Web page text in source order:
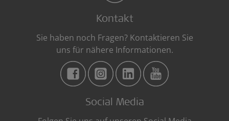
Kontakt
Sie haben noch Fragen? Kontaktieren Sie
uns für nähere Informationen.
Social Media